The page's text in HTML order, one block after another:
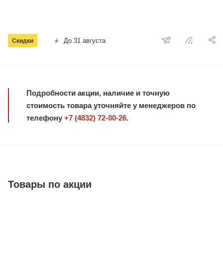
Скидки До 31 августа
Подробности акции, наличие и точную
стоимость товара уточняйте у менеджеров по
телефону +7 (4832) 72-00-26.
Товары по акции